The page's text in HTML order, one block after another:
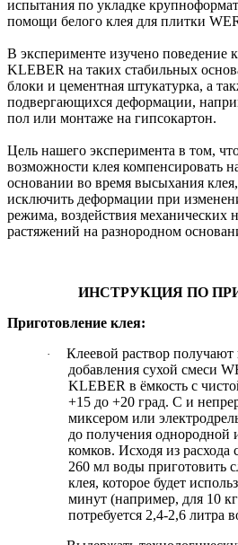
испытания по укладке
помощи белого клея для плитки
В эксперименте изучено поведение
KLEBER на таких стабильных
блоки и цементная штукатурка, а
подвергающихся деформации,
пол или монтаже на гипсокартон.
Цель нашего эксперимента в том,
возможности клея компенсировать
основании во время высыхания
исключить деформации при
режима, воздействия механических
растяжений на разнородном
ИНСТРУКЦИЯ ПО
Приготовление клея:
·
Клеевой раствор
добавления сухой смеси
KLEBER в ёмкость с
+15 до +20 град. С и
миксером или
до получения однородной
комков. Исходя из расхода
260 мл воды приготовить
клея, которое будет
минут (например, для 10
потребуется 2,4-2,6 литра